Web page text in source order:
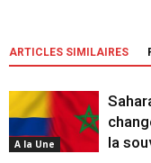
ARTICLES SIMILAIRES
A la Une
la